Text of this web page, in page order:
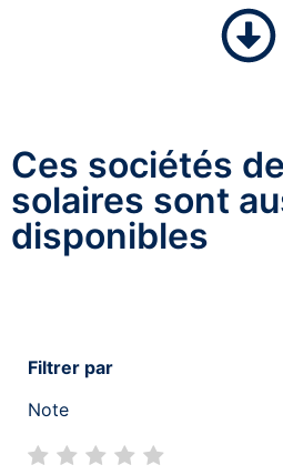
Ces sociétés
solaires sont
disponibles
Filtrer par
Note